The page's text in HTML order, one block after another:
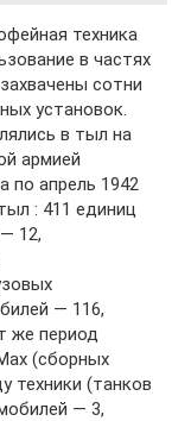
техника
в частях
сотни
установок.
в тыл на
армией
по апрель 1942
: 411 единиц
12,
— 116,
же период
(сборных
техники (танков
— 3,